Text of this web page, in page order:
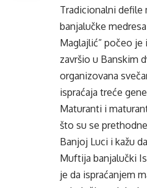
Tradicionalni defile
banjalučke
Maglajlić” počeo je
završio u Banskim
organizovana
ispraćaja treće
Maturanti i
što su se
Banjoj Luci i kažu
Muftija banjalučki
je da ispraćanjem